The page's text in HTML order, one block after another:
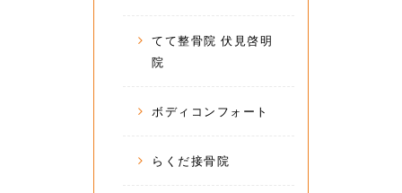
てて整骨院 伏見啓明
院
ボディコンフォート
らくだ接骨院